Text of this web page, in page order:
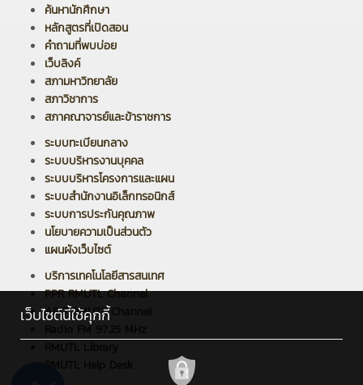
ค้นหานักศึกษา
หลักสูตรที่เปิดสอน
คำถามที่พบบ่อย
เว็บลิงค์
สภามหาวิทยาลัย
สภาวิชาการ
สภาคณาจารย์และข้าราชการ
ระบบทะเบียนกลาง
ระบบบริหารงานบุคคล
ระบบบริหารโครงการและแผน
ระบบสำนักงานอิเล็กทรอนิกส์
ระบบการประกันคุณภาพ
นโยบายความเป็นส่วนตัว
แผนผังเว็บไซต์
บริการเทคโนโลยีสารสนเทศ
PPR RMUTL Channel
ARIT RMUTL Channel
Radio FM 97.25 MHz
เว็บไซต์นี้ใช้คุกกี้